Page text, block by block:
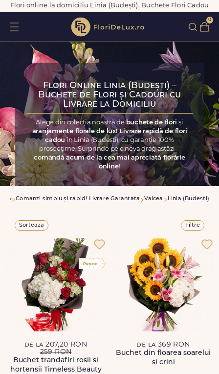
Flori online la domiciliu Linia (Budești). Buchete Flori Cadou
0
Flori Online Linia (Budești) –
Buchete de Flori și Cadouri cu
Livrare la Domiciliu
Alege din colecția noastră de buchete de floriși
aranjamente florale de lux! Livrare rapidă de flori
cadou în Linia (Budești), cu garanție 100%
prospețime. Surprinde pe cineva drag astăzi –
comandă acum de la cea mai apreciată florărie
online!
Comanzi simplu și rapid! Livrare Garantata Valcea Linia (Budești)
Sorteaza Filtre
de la 207,20 RON
259 RON
Buchet trandafiri rosii si
hortensii Timeless Beauty
de la 369 RON
Buchet din floarea soarelui
si crini